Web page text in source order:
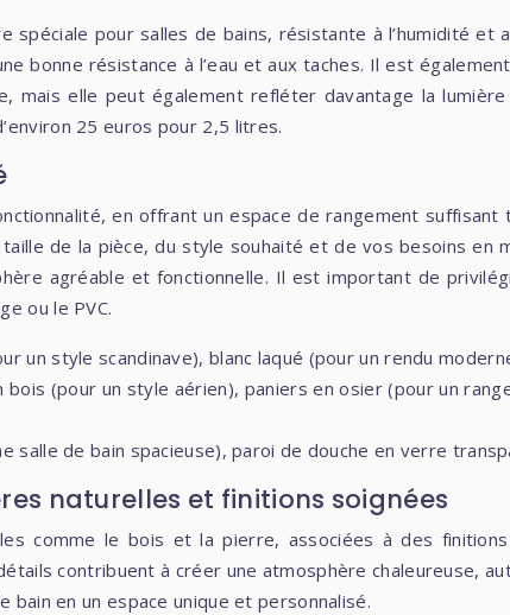
pour salles de bains, résistante à l’humidité et
bonne résistance à l’eau et aux taches. Il est
mais elle peut également refléter davantage la
25 euros pour 2,5 litres.
en offrant un espace de rangement
de la pièce, du style souhaité et de vos besoins en
agréable et fonctionnelle. Il est important de
ou le PVC.
un style scandinave), blanc laqué (pour un rendu
(pour un style aérien), paniers en osier (pour un
salle de bain spacieuse), paroi de douche en verre
naturelles et finitions soignées
comme le bois et la pierre, associées à des
contribuent à créer une atmosphère chaleureuse,
en un espace unique et personnalisé.